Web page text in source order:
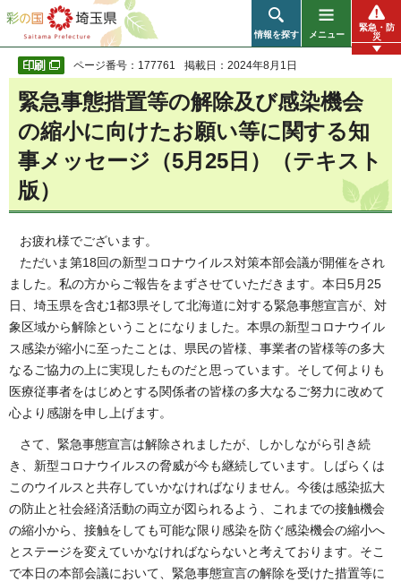
彩の国 埼玉県
情報を探す メニュー
緊急・防
災
ページ番号：177761 掲載日：2024年8月1日
緊急事態措置等の解除及び感染機会
の縮小に向けたお願い等に関する知
事メッセージ（5月25日）（テキスト
版）
お疲れ様でございます。
ただいま第18回の新型コロナウイルス対策本部会議が開催をされ
ました。私の方からご報告をまずさせていただきます。本日5月25
日、埼玉県を含む1都3県そして北海道に対する緊急事態宣言が、対
象区域から解除ということになりました。本県の新型コロナウイル
ス感染が縮小に至ったことは、県民の皆様、事業者の皆様等の多大
なるご協力の上に実現したものだと思っています。そして何よりも
医療従事者をはじめとする関係者の皆様の多大なるご努力に改めて
心より感謝を申し上げます。
さて、緊急事態宣言は解除されましたが、しかしながら引き続
き、新型コロナウイルスの脅威が今も継続しています。しばらくは
このウイルスと共存していかなければなりません。今後は感染拡大
の防止と社会経済活動の両立が図られるよう、これまでの接触機会
の縮小から、接触をしても可能な限り感染を防ぐ感染機会の縮小へ
とステージを変えていかなければならないと考えております。そこ
で本日の本部会議において、緊急事態宣言の解除を受けた措置等に